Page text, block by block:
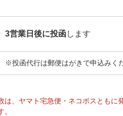
3営業日後に投函します
※投函代行は郵便はがきで申込みく
は、ヤマト宅急便・ネコポスとも